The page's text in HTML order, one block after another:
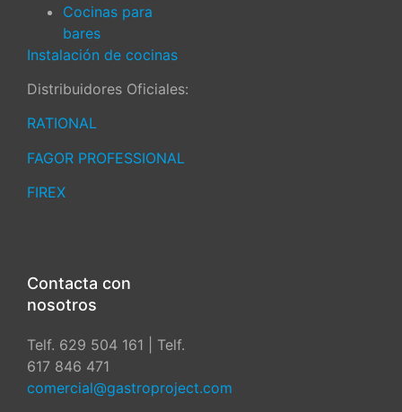
Cocinas para
bares
Instalación de cocinas
Distribuidores Oficiales:
RATIONAL
FAGOR PROFESSIONAL
FIREX
Contacta con
nosotros
Telf. 629 504 161 | Telf.
617 846 471
comercial@gastroproject.com